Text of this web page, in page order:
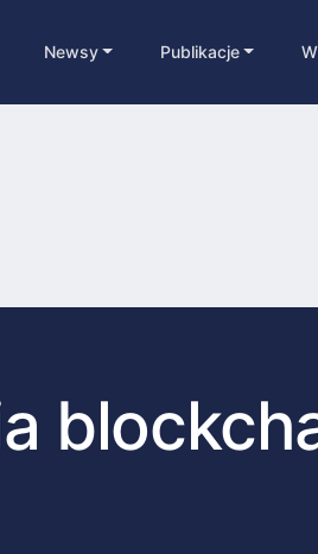
Newsy Publikacje